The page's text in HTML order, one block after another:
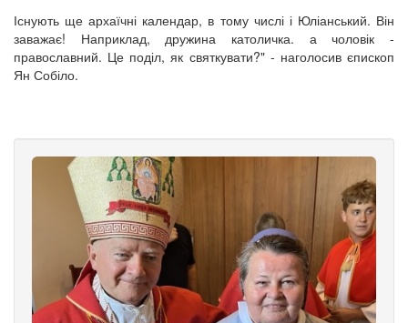
Існують ще архаїчні календар, в тому числі і Юліанський. Він
заважає! Наприклад, дружина католичка. а чоловік -
православний. Це поділ, як святкувати?" - наголосив єпископ
Ян Собіло.